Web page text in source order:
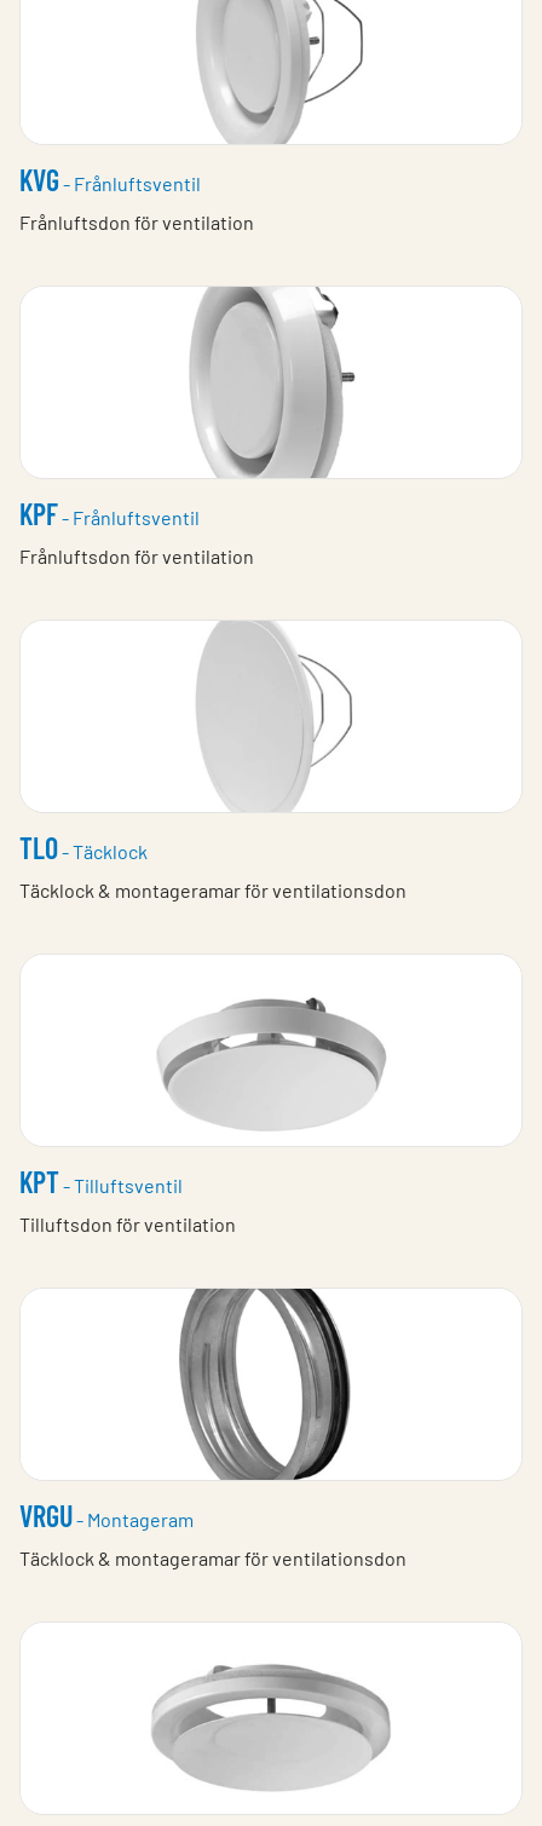
KVG - Frånluftsventil
Frånluftsdon för ventilation
KPF- Frånluftsventil
Frånluftsdon för ventilation
TLO- Täcklock
Täcklock & montageramar för ventilationsdon
KPT- Tilluftsventil
Tilluftsdon för ventilation
VRGU- Montageram
Täcklock & montageramar för ventilationsdon